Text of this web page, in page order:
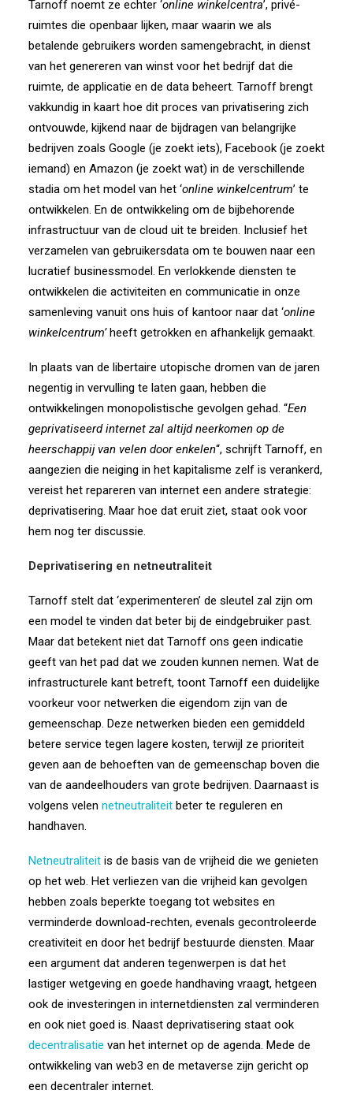
Tarnoff noemt ze echter ‘online winkelcentra’, privé-
ruimtes die openbaar lijken, maar waarin we als
betalende gebruikers worden samengebracht, in dienst
van het genereren van winst voor het bedrijf dat die
ruimte, de applicatie en de data beheert. Tarnoff brengt
vakkundig in kaart hoe dit proces van privatisering zich
ontvouwde, kijkend naar de bijdragen van belangrijke
bedrijven zoals Google (je zoekt iets), Facebook (je zoekt
iemand) en Amazon (je zoekt wat) in de verschillende
stadia om het model van het ‘online winkelcentrum’ te
ontwikkelen. En de ontwikkeling om de bijbehorende
infrastructuur van de cloud uit te breiden. Inclusief het
verzamelen van gebruikersdata om te bouwen naar een
lucratief businessmodel. En verlokkende diensten te
ontwikkelen die activiteiten en communicatie in onze
samenleving vanuit ons huis of kantoor naar dat ‘online
winkelcentrum’heeft getrokken en afhankelijk gemaakt.
In plaats van de libertaire utopische dromen van de jaren
negentig in vervulling te laten gaan, hebben die
ontwikkelingen monopolistische gevolgen gehad. “Een
geprivatiseerd internet zal altijd neerkomen op de
heerschappij van velen door enkelen“, schrijft Tarnoff, en
aangezien die neiging in het kapitalisme zelf is verankerd,
vereist het repareren van internet een andere strategie:
deprivatisering. Maar hoe dat eruit ziet, staat ook voor
hem nog ter discussie.
Deprivatisering en netneutraliteit
Tarnoff stelt dat ‘experimenteren’ de sleutel zal zijn om
een model te vinden dat beter bij de eindgebruiker past.
Maar dat betekent niet dat Tarnoff ons geen indicatie
geeft van het pad dat we zouden kunnen nemen. Wat de
infrastructurele kant betreft, toont Tarnoff een duidelijke
voorkeur voor netwerken die eigendom zijn van de
gemeenschap. Deze netwerken bieden een gemiddeld
betere service tegen lagere kosten, terwijl ze prioriteit
geven aan de behoeften van de gemeenschap boven die
van de aandeelhouders van grote bedrijven. Daarnaast is
volgens velen netneutraliteit beter te reguleren en
handhaven.
Netneutraliteit is de basis van de vrijheid die we genieten
op het web. Het verliezen van die vrijheid kan gevolgen
hebben zoals beperkte toegang tot websites en
verminderde download-rechten, evenals gecontroleerde
creativiteit en door het bedrijf bestuurde diensten. Maar
een argument dat anderen tegenwerpen is dat het
lastiger wetgeving en goede handhaving vraagt, hetgeen
ook de investeringen in internetdiensten zal verminderen
en ook niet goed is. Naast deprivatisering staat ook
decentralisatie van het internet op de agenda. Mede de
ontwikkeling van web3 en de metaverse zijn gericht op
een decentraler internet.